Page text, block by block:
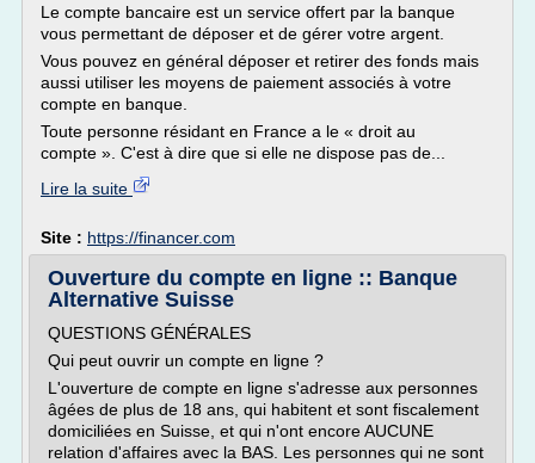
Le compte bancaire est un service offert par la banque
vous permettant de déposer et de gérer votre argent.
Vous pouvez en général déposer et retirer des fonds mais
aussi utiliser les moyens de paiement associés à votre
compte en banque.
Toute personne résidant en France a le « droit au
compte ». C'est à dire que si elle ne dispose pas de...
Lire la suite
Site : https://financer.com
Ouverture du compte en ligne :: Banque
Alternative Suisse
QUESTIONS GÉNÉRALES
Qui peut ouvrir un compte en ligne ?
L'ouverture de compte en ligne s'adresse aux personnes
âgées de plus de 18 ans, qui habitent et sont fiscalement
domiciliées en Suisse, et qui n'ont encore AUCUNE
relation d'affaires avec la BAS. Les personnes qui ne sont